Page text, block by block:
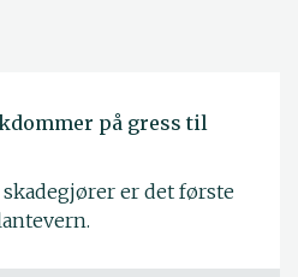
på gress til
er det første